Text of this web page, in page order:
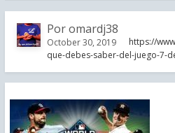
Poromardj38
October 30, 2019
https://
que-debes-saber-del-juego-7-